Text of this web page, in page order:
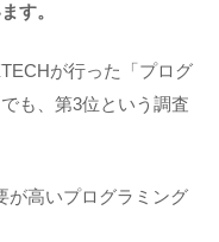
す。
が行った「プログ
も、第3位という調査
が高いプログラミング